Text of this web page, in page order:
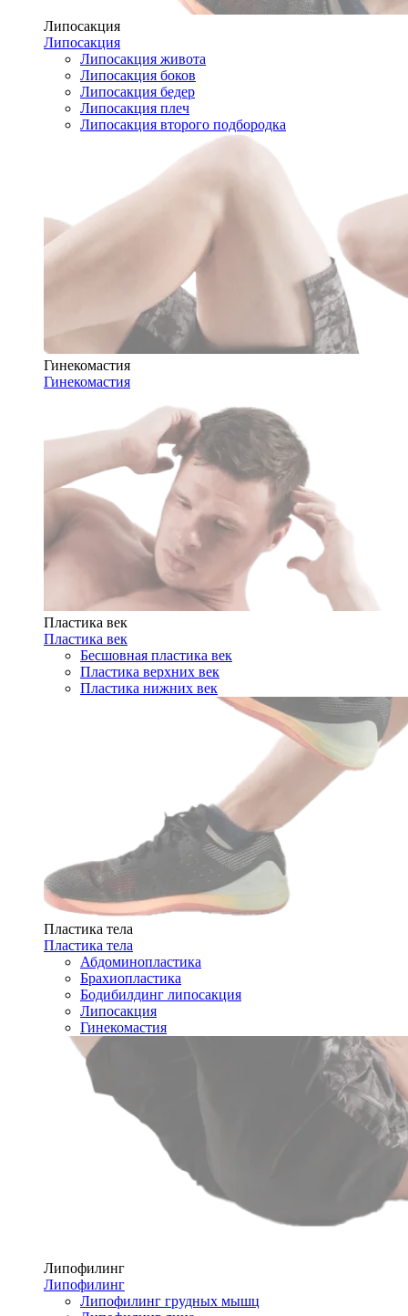
Липосакция
Липосакция
Липосакция живота
Липосакция боков
Липосакция бедер
Липосакция плеч
Липосакция второго подбородка
Гинекомастия
Гинекомастия
Пластика век
Пластика век
Бесшовная пластика век
Пластика верхних век
Пластика нижних век
Пластика тела
Пластика тела
Абдоминопластика
Брахиопластика
Бодибилдинг липосакция
Липосакция
Гинекомастия
Липофилинг
Липофилинг
Липофилинг грудных мышц